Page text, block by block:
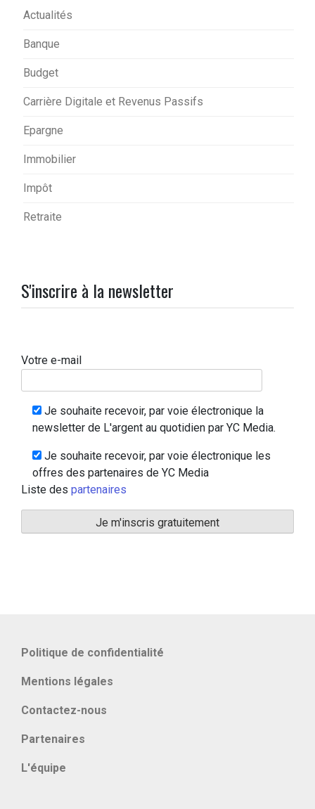
Actualités
Banque
Budget
Carrière Digitale et Revenus Passifs
Epargne
Immobilier
Impôt
Retraite
S'inscrire à la newsletter
Votre e-mail
Je souhaite recevoir, par voie électronique la
newsletter de L'argent au quotidien par YC Media.
Je souhaite recevoir, par voie électronique les
offres des partenaires de YC Media
Liste des partenaires
Politique de confidentialité
Mentions légales
Contactez-nous
Partenaires
L'équipe